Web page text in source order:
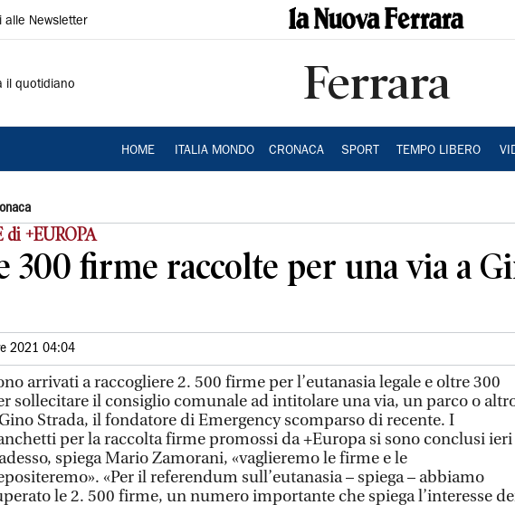
alle Newsletter
il quotidiano Ferrara
HOME ITALIA MONDO CRONACA SPORT TEMPO LIBERO
di +EUROPA
300 firme raccolte per una via a
2021 04:04
arrivati a raccogliere 2. 500 firme per l’eutanasia legale e oltre 300
sollecitare il consiglio comunale ad intitolare una via, un parco o
Strada, il fondatore di Emergency scomparso di recente. I
per la raccolta firme promossi da +Europa si sono conclusi ieri
spiega Mario Zamorani, «vaglieremo le firme e le
«Per il referendum sull’eutanasia – spiega – abbiamo
le 2. 500 firme, un numero importante che spiega l’interesse